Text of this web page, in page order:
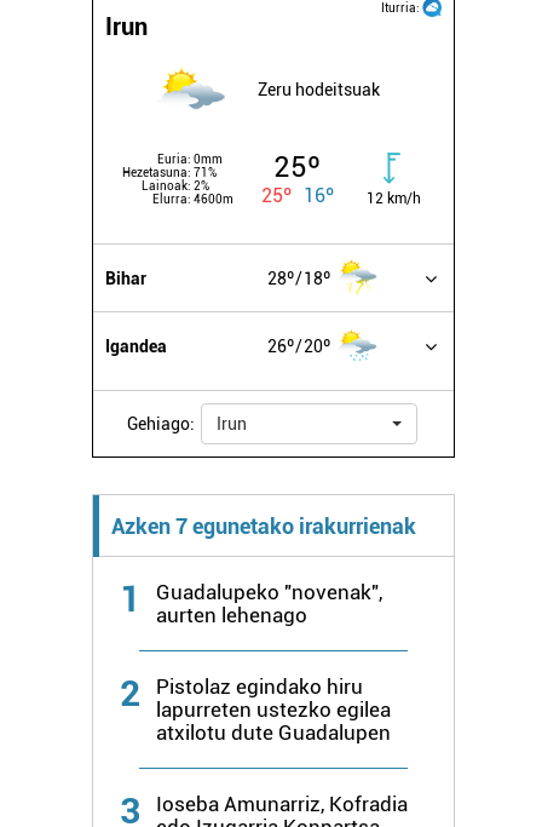
Iturria:
Irun
Zeru hodeitsuak
Euria: 0mm
Hezetasuna: 71%
Lainoak: 2%
Elurra: 4600m
25º
25º 16º 12 km/h
Bihar 28º 18º
Igandea 26º 20º
Gehiago: Irun
Azken 7 egunetako irakurrienak
1
Guadalupeko "novenak",
aurten lehenago
2
Pistolaz egindako hiru
lapurreten ustezko egilea
atxilotu dute Guadalupen
3
Ioseba Amunarriz, Kofradia